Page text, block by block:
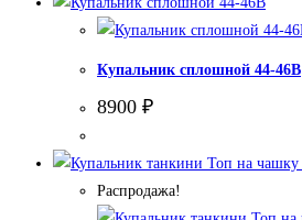
Купальник сплошной 44-46В
8900 ₽
Распродажа!